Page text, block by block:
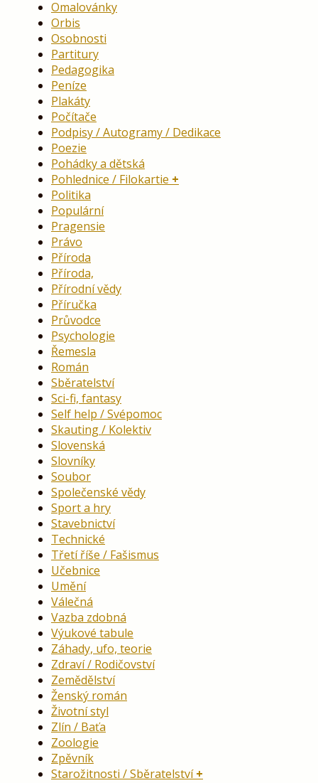
Omalovánky
Orbis
Osobnosti
Partitury
Pedagogika
Peníze
Plakáty
Počítače
Podpisy / Autogramy / Dedikace
Poezie
Pohádky a dětská
Pohlednice / Filokartie
Politika
Populární
Pragensie
Právo
Příroda
Příroda,
Přírodní vědy
Příručka
Průvodce
Psychologie
Řemesla
Román
Sběratelství
Sci-fi, fantasy
Self help / Svépomoc
Skauting / Kolektiv
Slovenská
Slovníky
Soubor
Společenské vědy
Sport a hry
Stavebnictví
Technické
Třetí říše / Fašismus
Učebnice
Umění
Válečná
Vazba zdobná
Výukové tabule
Záhady, ufo, teorie
Zdraví / Rodičovství
Zemědělství
Ženský román
Životní styl
Zlín / Baťa
Zoologie
Zpěvník
Starožitnosti / Sběratelství